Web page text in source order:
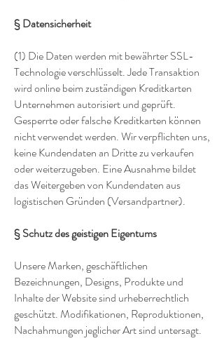
§ Datensicherheit
(1) Die Daten werden mit bewährter SSL-
Technologie verschlüsselt. Jede Transaktion
wird online beim zuständigen Kreditkarten
Unternehmen autorisiert und geprüft.
Gesperrte oder falsche Kreditkarten können
nicht verwendet werden. Wir verpflichten uns,
keine Kundendaten an Dritte zu verkaufen
oder weiterzugeben. Eine Ausnahme bildet
das Weitergeben von Kundendaten aus
logistischen Gründen (Versandpartner).
§ Schutz des geistigen Eigentums
Unsere Marken, geschäftlichen
Bezeichnungen, Designs, Produkte und
Inhalte der Website sind urheberrechtlich
geschützt. Modifikationen, Reproduktionen,
Nachahmungen jeglicher Art sind untersagt.